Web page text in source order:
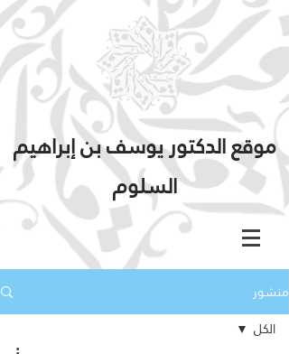
موقع الدكتور يوسف بن إبراهيم
السلوم
منشور
الكل